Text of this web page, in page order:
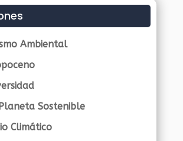
Ambiental
Sostenible
Climático